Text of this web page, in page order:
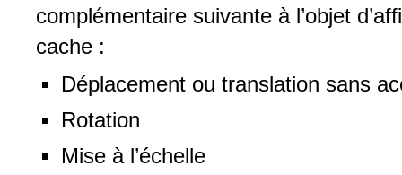
complémentaire suivante à l’objet
cache :
Déplacement ou translation sans
Rotation
Mise à l’échelle